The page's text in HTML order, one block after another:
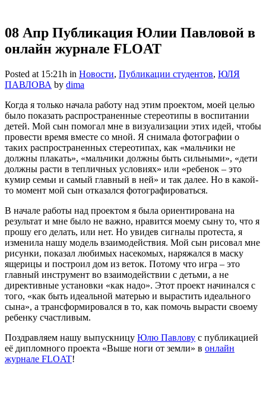
08 Апр Публикация Юлии Павловой в
онлайн журнале FLOAT
Posted at 15:21h in Новости, Публикации студентов, ЮЛЯ
ПАВЛОВА by dima
Когда я только начала работу над этим проектом, моей целью
было показать распространенные стереотипы в воспитании
детей. Мой сын помогал мне в визуализации этих идей, чтобы
провести время вместе со мной. Я снимала фотографии о
таких распространенных стереотипах, как «мальчики не
должны плакать», «мальчики должны быть сильными», «дети
должны расти в тепличных условиях» или «ребенок – это
кумир семьи и самый главный в ней» и так далее. Но в какой-
то момент мой сын отказался фотографироваться.
В начале работы над проектом я была ориентирована на
результат и мне было не важно, нравится моему сыну то, что я
прошу его делать, или нет. Но увидев сигналы протеста, я
изменила нашу модель взаимодействия. Мой сын рисовал мне
рисунки, показал любимых насекомых, наряжался в маску
ящерицы и построил дом из веток. Потому что игра – это
главный инструмент во взаимодействии с детьми, а не
директивные установки «как надо». Этот проект начинался с
того, «как быть идеальной матерью и вырастить идеального
сына», а трансформировался в то, как помочь вырасти своему
ребенку счастливым.
Поздравляем нашу выпускницу Юлю Павлову с публикацией
её дипломного проекта «Выше ноги от земли» в онлайн
журнале FLOAT!